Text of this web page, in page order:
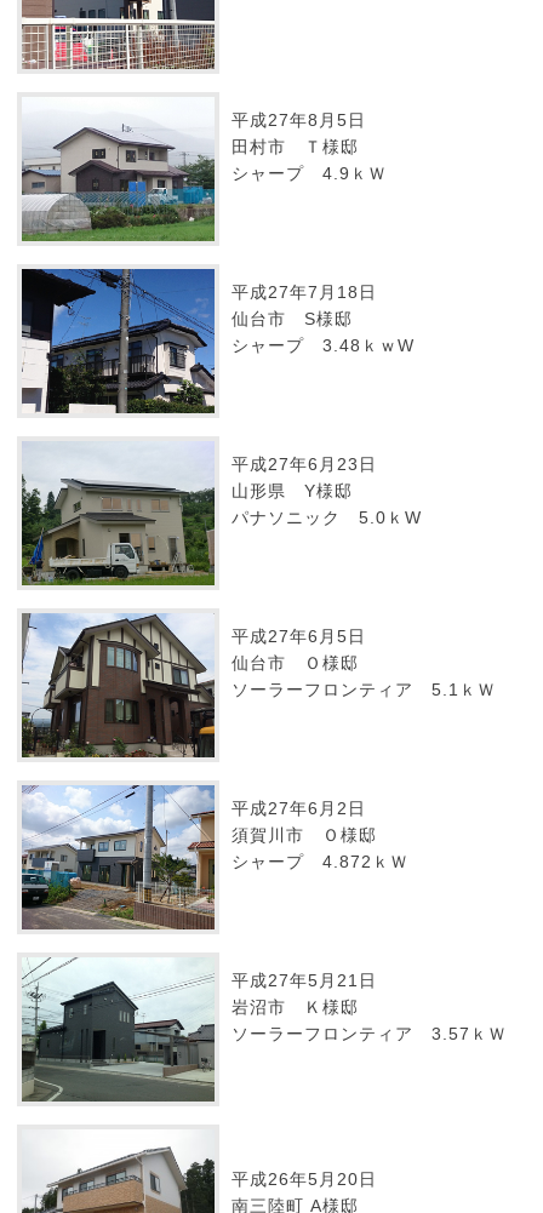
平成27年8月5日
田村市 Ｔ様邸
シャープ 4.9ｋＷ
平成27年7月18日
仙台市 S様邸
シャープ 3.48ｋｗW
平成27年6月23日
山形県 Y様邸
パナソニック 5.0ｋW
平成27年6月5日
仙台市 Ｏ様邸
ソーラーフロンティア 5.1ｋＷ
平成27年6月2日
須賀川市 Ｏ様邸
シャープ 4.872ｋＷ
平成27年5月21日
岩沼市 Ｋ様邸
ソーラーフロンティア 3.57ｋＷ
平成26年5月20日
南三陸町 A様邸